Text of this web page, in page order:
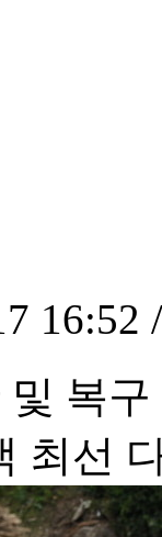
16:52
복
최선